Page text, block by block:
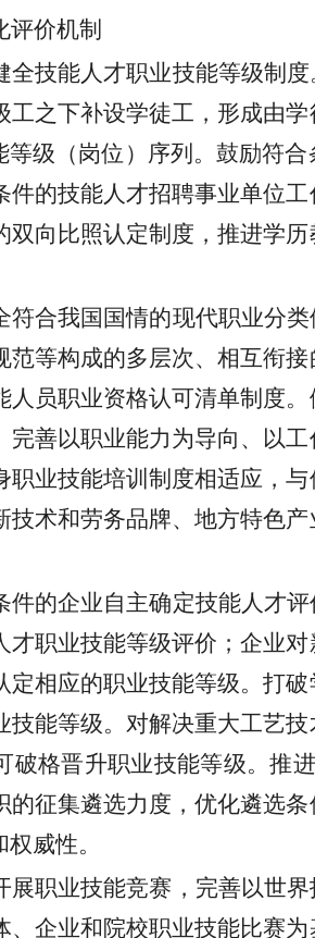
评价机制
全技能人才职业技能等级制
之下补设学徒工，形成由
等级（岗位）序列。鼓励符
的技能人才招聘事业单位
向比照认定制度，推进学
符合我国国情的现代职业分
等构成的多层次、相互衔
员职业资格认可清单制度
善以职业能力为导向、以
业技能培训制度相适应，
术和劳务品牌、地方特色
件的企业自主确定技能人才
职业技能等级评价；企业
相应的职业技能等级。打
能等级。对解决重大工艺
破格晋升职业技能等级。推
征集遴选力度，优化遴选
威性。
展职业技能竞赛，完善以世
企业和院校职业技能比赛